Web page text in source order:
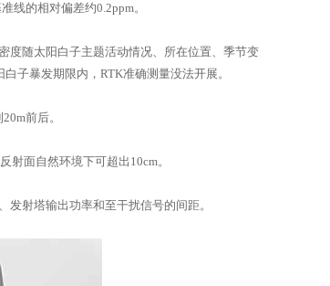
线的相对偏差约0.2ppm。
度随太阳白子主题活动情况、所在位置、季节变
子暴发期限内，RTK准确测量没法开展。
前后。
面自然环境下可超出10cm。
射塔输出功率和至干扰信号的间距。